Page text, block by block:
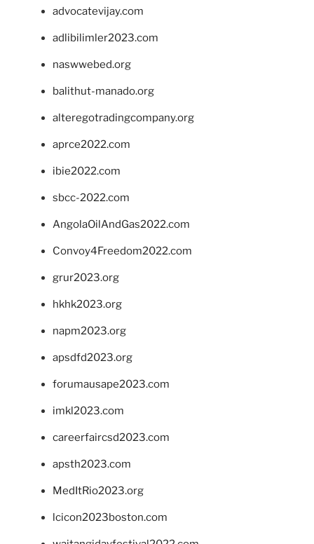
advocatevijay.com
adlibilimler2023.com
naswwebed.org
balithut-manado.org
alteregotradingcompany.org
aprce2022.com
ibie2022.com
sbcc-2022.com
AngolaOilAndGas2022.com
Convoy4Freedom2022.com
grur2023.org
hkhk2023.org
napm2023.org
apsdfd2023.org
forumausape2023.com
imkl2023.com
careerfaircsd2023.com
apsth2023.com
MedItRio2023.org
lcicon2023boston.com